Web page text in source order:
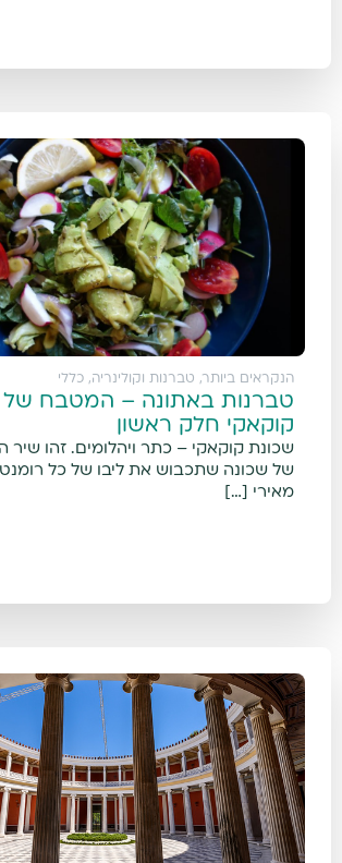
הנקראים ביותר, טברנות וקולינריה, כללי
טברנות באתונה – המטבח של
קוקאקי חלק ראשון
שכונת קוקאקי – כתר ויהלומים. זהו שיר
של שכונה שתכבוש את ליבו של כל
מאירי […]